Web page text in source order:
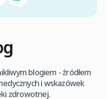
blogiem - źródłem
i wskazówek
zdrowotnej.